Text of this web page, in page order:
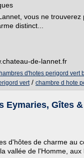
vous ne
distinct...
de-lannet.fr
d'hotes perigord vert
vert/ chambre d hote
Eymaries, Gîtes
d'hôtes de charme au
vallée de l'Homme, aux